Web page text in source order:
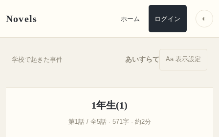
Novels ホーム ログイン ◐
学校で起きた事件 あいすらて Aa 表示設定
1年生(1)
第1話 / 全5話 · 571字 · 約2分